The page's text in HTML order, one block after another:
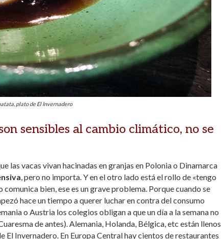
plato de El Invernadero
sensibles al cambio climático, no se
las vacas vivan hacinadas en granjas en Polonia o Dinamarca
, pero no importa. Y en el otro lado está el rollo de «tengo
bien, ese es un grave problema. Porque cuando se
hace un tiempo a querer luchar en contra del consumo
o Austria los colegios obligan a que un día a la semana no
de antes). Alemania, Holanda, Bélgica, etc están llenos
Invernadero. En Europa Central hay cientos de restaurantes